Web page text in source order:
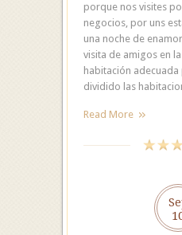
porque nos visites
negocios, por uns
una noche de
visita de amigos en
habitación adecuada
dividido las
Read More